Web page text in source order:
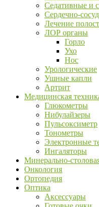
Седативные и
Сердечно-
Лечение
ЛОР органы
Горло
Ухо
Нос
Урологические
Ушные капли
Артрит
Медицинская
Глюкометры
Нибулайзеры
Пульсоксиметр
Тонометры
Электронные
Ингаляторы
Минерально-
Онкология
Ортопедия
Оптика
Аксессуары